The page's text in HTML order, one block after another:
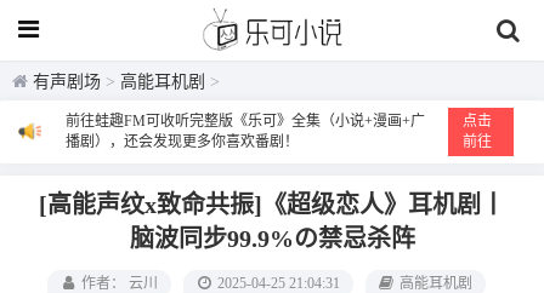
有声剧场 > 高能耳机剧 >
前往蛙趣FM可收听完整版《乐可》全集（小说+漫画+广
播剧），还会发现更多你喜欢番剧！
点击
前往
[高能声纹x致命共振]《超级恋人》耳机剧丨
脑波同步99.9%の禁忌杀阵
作者： 云川 2025-04-25 21:04:31 高能耳机剧